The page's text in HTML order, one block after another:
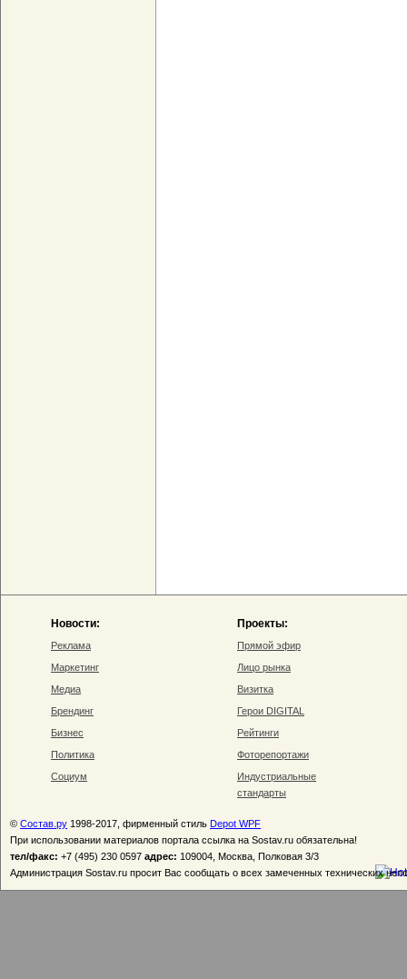
Новости:
Реклама
Маркетинг
Медиа
Брендинг
Бизнес
Политика
Социум
Проекты:
Прямой эфир
Лицо рынка
Визитка
Герои DIGITAL
Рейтинги
Фоторепортажи
Индустриальные
стандарты
© Состав.ру 1998-2017, фирменный стиль Depot WPF
При использовании материалов портала ссылка на Sostav.ru обязательна!
тел/факс: +7 (495) 230 0597 адрес: 109004, Москва, Полковая 3/3
Администрация Sostav.ru просит Вас сообщать о всех замеченных технических